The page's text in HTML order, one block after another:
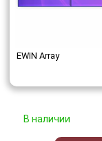
EWIN Array
В наличии